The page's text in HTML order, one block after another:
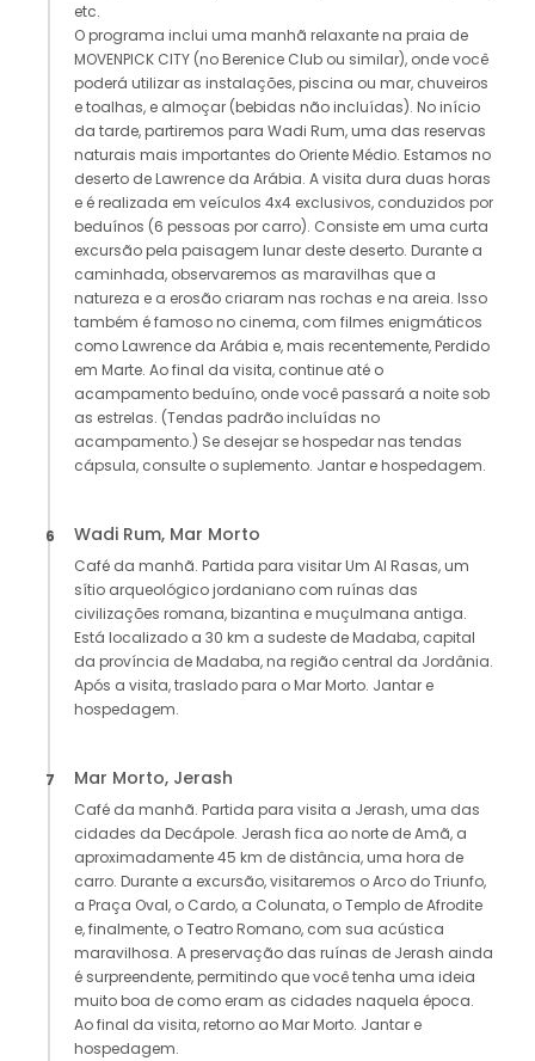
etc.
O programa inclui uma manhã relaxante na praia de
MOVENPICK CITY (no Berenice Club ou similar), onde você
poderá utilizar as instalações, piscina ou mar, chuveiros
e toalhas, e almoçar (bebidas não incluídas). No início
da tarde, partiremos para Wadi Rum, uma das reservas
naturais mais importantes do Oriente Médio. Estamos no
deserto de Lawrence da Arábia. A visita dura duas horas
e é realizada em veículos 4x4 exclusivos, conduzidos por
beduínos (6 pessoas por carro). Consiste em uma curta
excursão pela paisagem lunar deste deserto. Durante a
caminhada, observaremos as maravilhas que a
natureza e a erosão criaram nas rochas e na areia. Isso
também é famoso no cinema, com filmes enigmáticos
como Lawrence da Arábia e, mais recentemente, Perdido
em Marte. Ao final da visita, continue até o
acampamento beduíno, onde você passará a noite sob
as estrelas. (Tendas padrão incluídas no
acampamento.) Se desejar se hospedar nas tendas
cápsula, consulte o suplemento. Jantar e hospedagem.
6 Wadi Rum, Mar Morto
Café da manhã. Partida para visitar Um Al Rasas, um
sítio arqueológico jordaniano com ruínas das
civilizações romana, bizantina e muçulmana antiga.
Está localizado a 30 km a sudeste de Madaba, capital
da província de Madaba, na região central da Jordânia.
Após a visita, traslado para o Mar Morto. Jantar e
hospedagem.
7 Mar Morto, Jerash
Café da manhã. Partida para visita a Jerash, uma das
cidades da Decápole. Jerash fica ao norte de Amã, a
aproximadamente 45 km de distância, uma hora de
carro. Durante a excursão, visitaremos o Arco do Triunfo,
a Praça Oval, o Cardo, a Colunata, o Templo de Afrodite
e, finalmente, o Teatro Romano, com sua acústica
maravilhosa. A preservação das ruínas de Jerash ainda
é surpreendente, permitindo que você tenha uma ideia
muito boa de como eram as cidades naquela época.
Ao final da visita, retorno ao Mar Morto. Jantar e
hospedagem.